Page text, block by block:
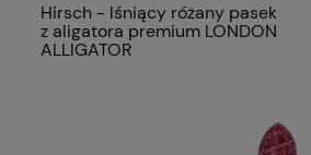
Hirsch - lśniący różany pasek
z aligatora premium LONDON
ALLIGATOR